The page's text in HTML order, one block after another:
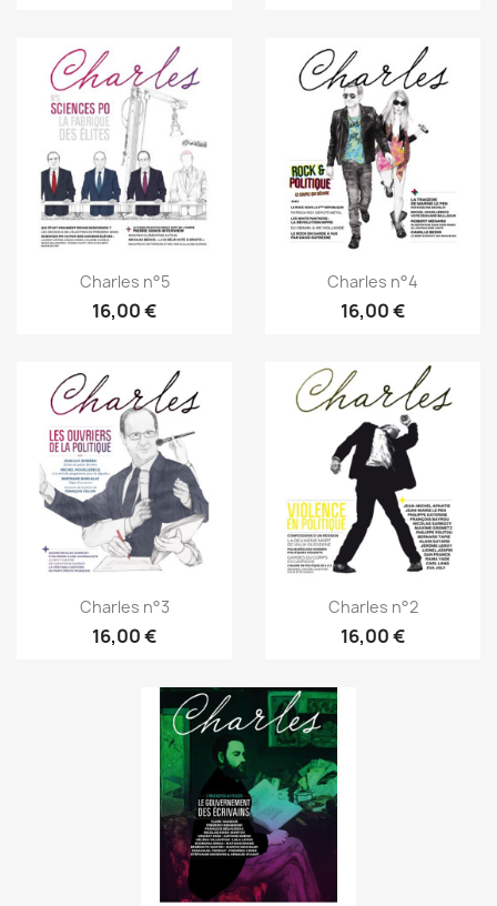
Charles n°5
16,00 €
Charles n°4
16,00 €
Charles n°3
16,00 €
Charles n°2
16,00 €